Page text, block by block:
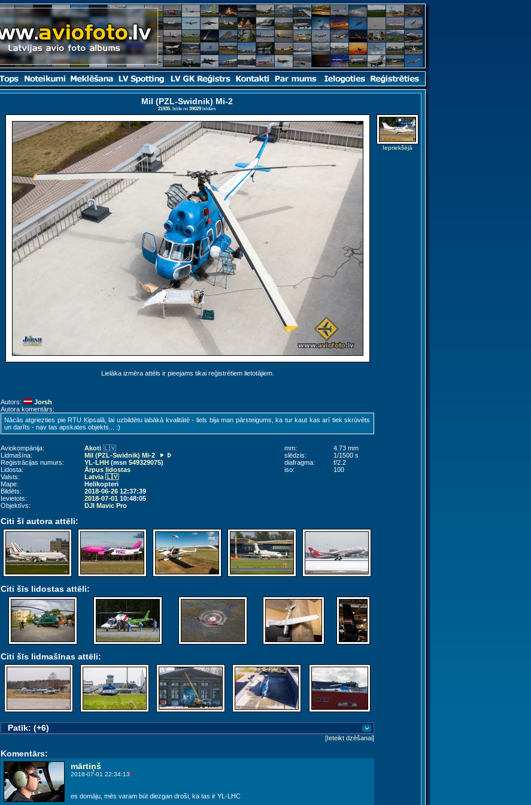
Mil (PZL-Swidnik) Mi-2
21935. bilde no 39029bildēm
Lielāka izmēra attēls ir pieejams tikai reģistrētiem lietotājiem.
Iepriekšējā
Autors:
Jorsh
Autora komentārs:
Nācās atgriezties pie RTU Ķipsalā, lai uzbildētu labākā kvalitātē - liels bija man pārsteigums, ka tur kaut kas arī tiek skrūvēts
un darīts - nav tas apskates objekts... :)
Aviokompānija: Akoti 🇱🇻
Lidmašīna:
Mil (PZL-Swidnik) Mi-2
Reģistrācijas numurs:
YL-LHH(msn 549329075)
Lidosta:
Ārpus lidostas
Valsts:
Latvia 🇱🇻
Mape:
Helikopteri
Bildēts:
2018-06-2612:37:39
Ievietots:
2018-07-0110:48:05
Objektīvs:
DJI Mavic Pro
mm:
4.73 mm
slēdzis:
1/1500 s
diafragma:
f/2.2
iso:
100
Citi šī autora attēli:
Citi šīs lidostas attēli:
Citi šīs lidmašīnas attēli:
Patīk: (+6)
[Ieteikt dzēšanai]
Komentārs:
mārtiņš
2018-07-01 22:34:13*
es domāju, mēs varam būt diezgan droši, ka tas ir YL-LHC